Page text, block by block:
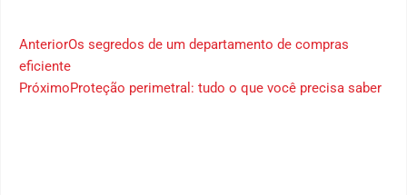
AnteriorOs segredos de um departamento de compras
eficiente
PróximoProteção perimetral: tudo o que você precisa saber